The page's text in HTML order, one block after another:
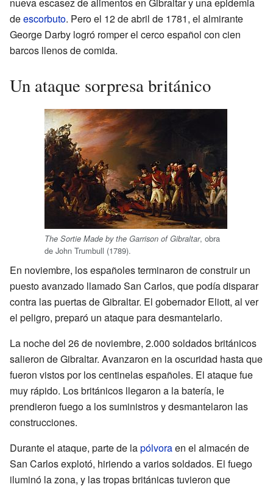
nueva escasez de alimentos en Gibraltar y una epidemia
deescorbuto. Pero el 12 de abril de 1781, el almirante
George Darby logró romper el cerco español con cien
barcos llenos de comida.
Un ataque sorpresa británico
The Sortie Made by the Garrison of Gibraltar, obra
de John Trumbull (1789).
En noviembre, los españoles terminaron de construir un
puesto avanzado llamado San Carlos, que podía disparar
contra las puertas de Gibraltar. El gobernador Eliott, al ver
el peligro, preparó un ataque para desmantelarlo.
La noche del 26 de noviembre, 2.000 soldados británicos
salieron de Gibraltar. Avanzaron en la oscuridad hasta que
fueron vistos por los centinelas españoles. El ataque fue
muy rápido. Los británicos llegaron a la batería, le
prendieron fuego a los suministros y desmantelaron las
construcciones.
Durante el ataque, parte de lapólvoraen el almacén de
San Carlos explotó, hiriendo a varios soldados. El fuego
iluminó la zona, y las tropas británicas tuvieron que